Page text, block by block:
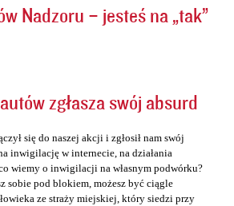
Nadzoru – jesteś na „tak”
zgłasza swój absurd
się do naszej akcji i zgłosił nam swój
inwigilację w internecie, na działania
wiemy o inwigilacji na własnym podwórku?
sobie pod blokiem, możesz być ciągle
ze straży miejskiej, który siedzi przy